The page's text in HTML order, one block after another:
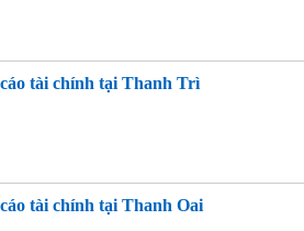
tài chính tại Thanh Trì
tài chính tại Thanh Oai